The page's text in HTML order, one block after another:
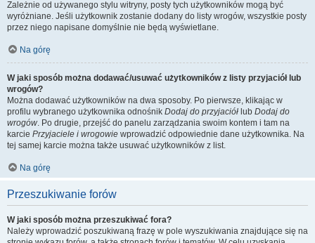
Zależnie od używanego stylu witryny, posty tych użytkowników mogą być
wyróżniane. Jeśli użytkownik zostanie dodany do listy wrogów, wszystkie posty
przez niego napisane domyślnie nie będą wyświetlane.
Na górę
W jaki sposób można dodawać/usuwać użytkowników z listy przyjaciół lub
wrogów?
Można dodawać użytkowników na dwa sposoby. Po pierwsze, klikając w
profilu wybranego użytkownika odnośnik Dodaj do przyjaciół lub Dodaj do
wrogów. Po drugie, przejść do panelu zarządzania swoim kontem i tam na
karcie Przyjaciele i wrogowie wprowadzić odpowiednie dane użytkownika. Na
tej samej karcie można także usuwać użytkowników z list.
Na górę
Przeszukiwanie forów
W jaki sposób można przeszukiwać fora?
Należy wprowadzić poszukiwaną frazę w pole wyszukiwania znajdujące się na